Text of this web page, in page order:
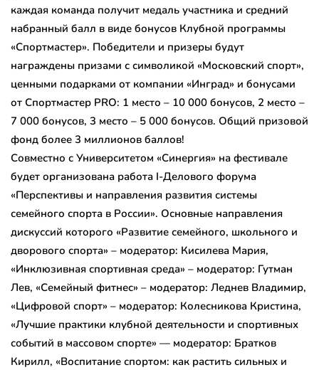
каждая команда получит медаль участника и средний
набранный балл в виде бонусов Клубной программы
«Спортмастер». Победители и призеры будут
награждены призами с символикой «Московский спорт»,
ценными подарками от компании «Инград» и бонусами
от Спортмастер PRO: 1 место – 10 000 бонусов, 2 место –
7 000 бонусов, 3 место – 5 000 бонусов. Общий призовой
фонд более 3 миллионов баллов!
Совместно с Университетом «Синергия» на фестивале
будет организована работа I-Делового форума
«Перспективы и направления развития системы
семейного спорта в России». Основные направления
дискуссий которого «Развитие семейного, школьного и
дворового спорта» – модератор: Кисилева Мария,
«Инклюзивная спортивная среда» – модератор: Гутман
Лев, «Семейный фитнес» – модератор: Леднев Владимир,
«Цифровой спорт» – модератор: Колесникова Кристина,
«Лучшие практики клубной деятельности и спортивных
событий в массовом спорте» — модератор: Братков
Кирилл, «Воспитание спортом: как растить сильных и